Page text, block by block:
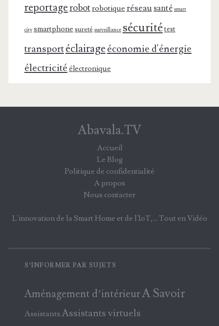
reportagerobotrobotique réseausanté smart
city smartphone sureté surveillance sécuritétest
transportéclairageéconomie d'énergie
électricité électronique
Abavala.TV
Accueil
Le Blog
Politique de confidentialité
A propos
Nous contacter
L'innovation de la Smart Home et de l'IoT,... Tout en Vidéo
S’INFORMER PAR SUJETS
Aménagement d’intérieurA Savoir
AssistantsAssistants virtuels